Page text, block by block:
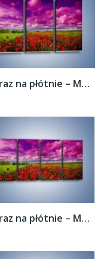
Obraz na płótnie – Maki nad fioletowymi...
Obraz na płótnie – Maki nad fioletowymi...